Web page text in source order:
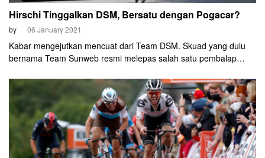
Hirschi Tinggalkan DSM, Bersatu dengan Pogacar?
by 06 January 2021
Kabar mengejutkan mencuat dari Team DSM. Skuad yang dulu
bernama Team Sunweb resmi melepas salah satu pembalap
akan bersatu dengan Tadej Pogacar di UAE Team Emirates.